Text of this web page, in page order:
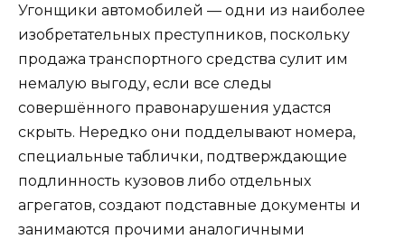
Угонщики автомобилей — одни из наиболее
изобретательных преступников, поскольку
продажа транспортного средства сулит им
немалую выгоду, если все следы
совершённого правонарушения удастся
скрыть. Нередко они подделывают номера,
специальные таблички, подтверждающие
подлинность кузовов либо отдельных
агрегатов, создают подставные документы и
занимаются прочими аналогичными